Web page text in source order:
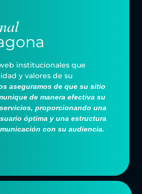
institucionales que
y valores de su
aseguramos de que su sitio
de manera efectiva su
proporcionando una
óptima y una estructura
con su audiencia.